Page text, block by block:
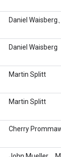
Daniel
Daniel Waisberg
Martin Splitt
Martin Splitt
Cherry